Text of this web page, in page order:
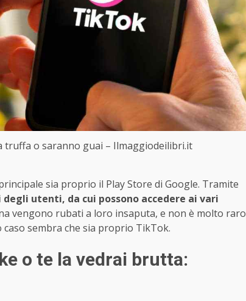
o saranno guai – Ilmaggiodeilibri.it
sia proprio il Play Store di Google. Tramite
utenti, da cui possono accedere ai vari
vengono rubati a loro insaputa, e non è molto raro
sembra che sia proprio TikTok.
o te la vedrai brutta: